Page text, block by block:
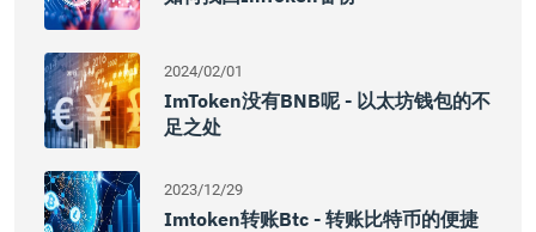
2024/02/01
ImToken没有BNB呢 - 以太坊钱包的不
足之处
2023/12/29
Imtoken转账btc - 转账比特币的便捷